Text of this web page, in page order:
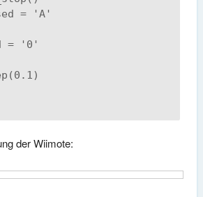
der Wiimote: